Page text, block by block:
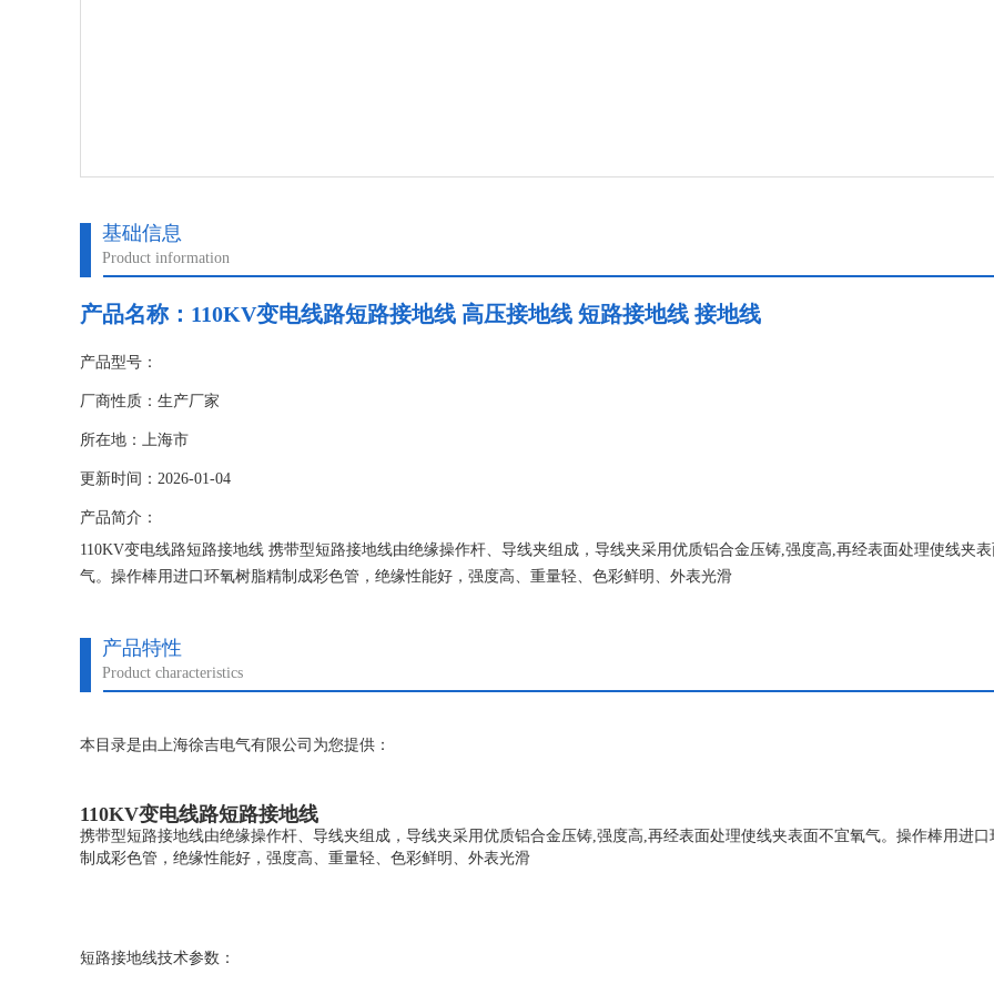
基础信息
Product information
产品名称： 110KV变电线路短路接地线 高压接地线 短路接地线 接地线
产品型号：
厂商性质：生产厂家
所在地：上海市
更新时间：2026-01-04
产品简介：
110KV变电线路短路接地线 携带型短路接地线由绝缘操作杆、导线夹组成，导线夹采用优质铝合金压铸,强度高,再经表面处理使线夹
气。操作棒用进口环氧树脂精制成彩色管，绝缘性能好，强度高、重量轻、色彩鲜明、外表光滑
产品特性
Product characteristics
本目录是由上海徐吉电气有限公司为您提供：
110KV变电线路短路接地线
携带型短路接地线由绝缘操作杆、导线夹组成，导线夹采用优质铝合金压铸,强度高,再经表面处理使线夹表面不宜氧气。操作棒用进口
制成彩色管，绝缘性能好，强度高、重量轻、色彩鲜明、外表光滑
短路接地线技术参数：